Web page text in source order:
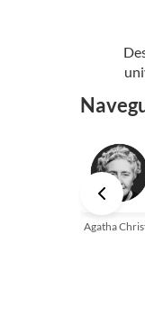
Agatha